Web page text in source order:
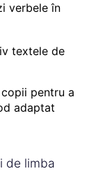
verbele în
textele de
pentru a
adaptat
de limba